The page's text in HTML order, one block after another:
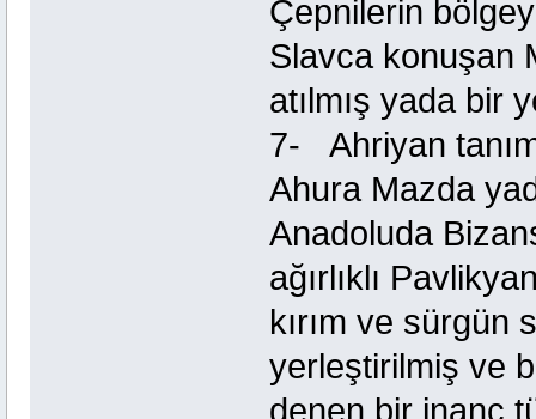
Çepnilerin
Slavca konuşan
atılmış yada bir
7- Ahriyan
Ahura Mazda
Anadoluda
ağırlıklı
kırım ve sürgün
yerleştirilmiş ve
denen bir inanç